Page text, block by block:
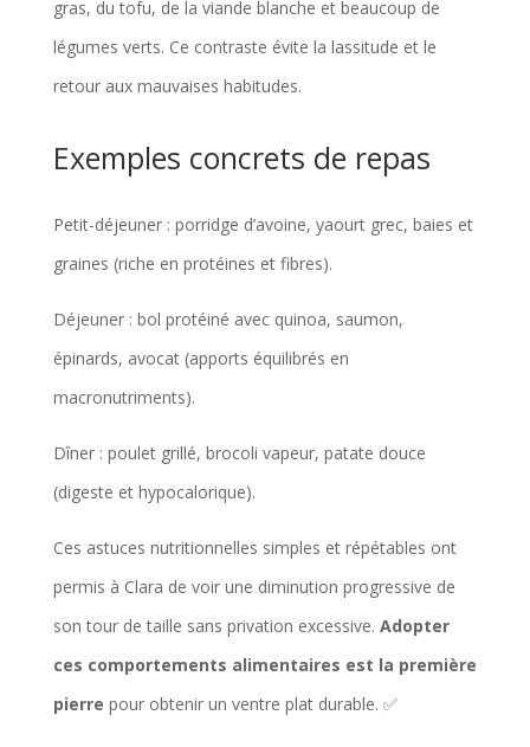
gras, du tofu, de la viande blanche et beaucoup de
légumes verts. Ce contraste évite la lassitude et le
retour aux mauvaises habitudes.
Exemples concrets de repas
Petit-déjeuner : porridge d’avoine, yaourt grec, baies et
graines (riche en protéines et fibres).
Déjeuner : bol protéiné avec quinoa, saumon,
épinards, avocat (apports équilibrés en
macronutriments).
Dîner : poulet grillé, brocoli vapeur, patate douce
(digeste et hypocalorique).
Ces astuces nutritionnelles simples et répétables ont
permis à Clara de voir une diminution progressive de
son tour de taille sans privation excessive. Adopter
ces comportements alimentaires est la première
pierre pour obtenir un ventre plat durable. ✅